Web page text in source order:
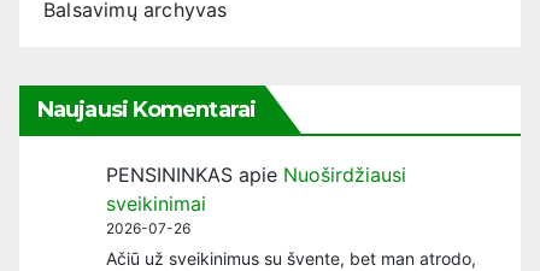
Balsavimų archyvas
Naujausi Komentarai
PENSININKAS apie Nuoširdžiausi
sveikinimai
2026-07-26
Ačiū už sveikinimus su švente, bet man atrodo,